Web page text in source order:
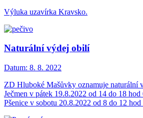
Výluka uzavírka Kravsko.
Naturální výdej obilí
Datum: 8. 8. 2022
ZD Hluboké Mašůvky oznamuje naturální
Ječmen v pátek 19.8.2022 od 14 do 18
Pšenice v sobotu 20.8.2022 od 8 do 12